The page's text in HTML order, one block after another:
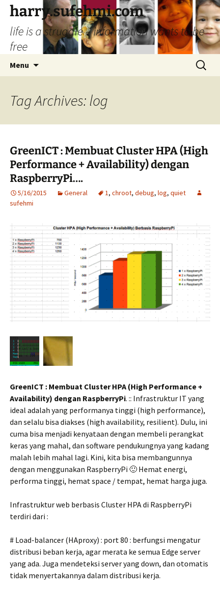
Skip
content
harry.sufehmi.com
life is a struggle – information wants to be
free
Menu
Search
for:
Tag Archives: log
GreenICT : Membuat Cluster HPA (High
Performance + Availability) dengan
RaspberryPi….
5/16/2015 General 1, chroot, debug, log, quiet
sufehmi
GreenICT : Membuat Cluster HPA (High Performance +
Availability) dengan RaspberryPi. :: Infrastruktur IT yang
ideal adalah yang performanya tinggi (high performance),
dan selalu bisa diakses (high availability, resilient). Dulu, ini
cuma bisa menjadi kenyataan dengan membeli perangkat
keras yang mahal, dan software pendukungnya yang kadang
malah lebih mahal lagi. Kini, kita bisa membangunnya
dengan menggunakan RaspberryPi 🙂 Hemat energi,
performa tinggi, hemat space / tempat, hemat harga juga.
Infrastruktur web berbasis Cluster HPA di RaspberryPi
terdiri dari :
# Load-balancer (HAproxy) : port 80 : berfungsi mengatur
distribusi beban kerja, agar merata ke semua Edge server
yang ada. Juga mendeteksi server yang down, dan otomatis
tidak menyertakannya dalam distribusi kerja.